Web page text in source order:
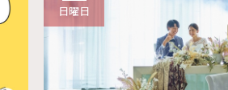
日曜日